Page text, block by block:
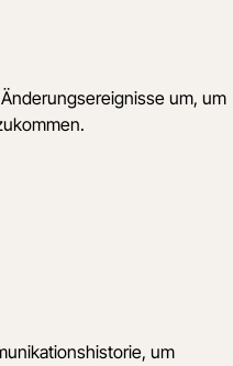
um, um
um